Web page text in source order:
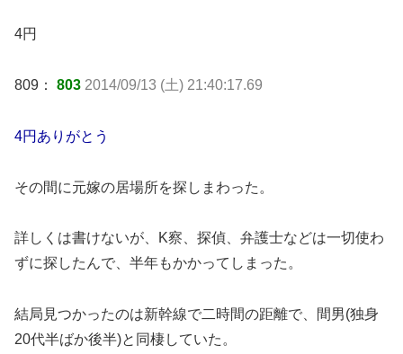
4円
809： 803 2014/09/13 (土) 21:40:17.69
4円ありがとう
その間に元嫁の居場所を探しまわった。
詳しくは書けないが、K察、探偵、弁護士などは一切使わ
ずに探したんで、半年もかかってしまった。
結局見つかったのは新幹線で二時間の距離で、間男(独身
20代半ばか後半)と同棲していた。